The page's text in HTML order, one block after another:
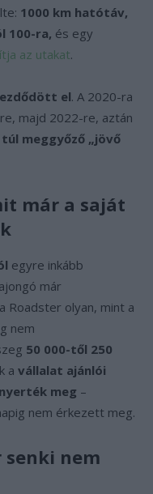
1000 km hatótáv,
100-ra, és egy
az utakat.
el. A 2020-ra
majd 2022-re, aztán
meggyőző „jövő
már a saját
egyre inkább
már
Roadster olyan, mint a
nem
50 000-től 250
a vállalat ajánlói
meg –
nem érkezett meg.
nem